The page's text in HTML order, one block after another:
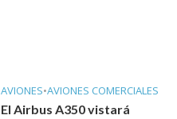
AVIONES•AVIONES COMERCIALES
El Airbus A350 vistará